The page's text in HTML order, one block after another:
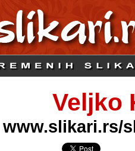
Veljko
www.slikari.rs/